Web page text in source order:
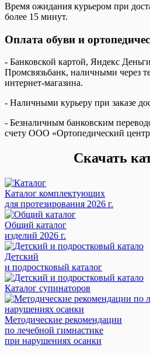
Время ожидания курьером при
более 15 минут.
Оплата обуви и
- Банковской картой, Яндекс
Промсвязьбанк, наличными через
интернет-магазина.
- Наличными курьеру при заказе
- Безналичным банковским
счету ООО «Ортопедический
Скачать
Каталог комплектующих
для протезирования 2026 г.
Общий каталог
изделий 2026 г.
Детский
и подростковый каталог
Каталог супинаторов
Методические рекомендации
по лечебной гимнастике
при нарушениях осанки